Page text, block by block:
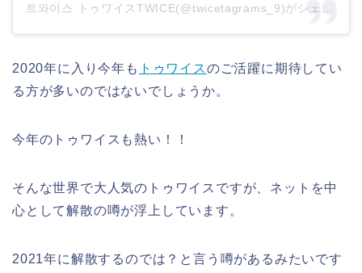
트와이스 トゥワイスTWICE(@twicetagrams_9)がシェアした投稿 –
2020年に入り今年も トゥワイスのご活躍に期待してい
る方が多いのではないでしょうか。
今年のトゥワイスも熱い！！
そんな世界で大人気のトゥワイスですが、ネットを中
心として解散の噂が浮上しています。
2021年に解散するのでは？と言う噂があるみたいです